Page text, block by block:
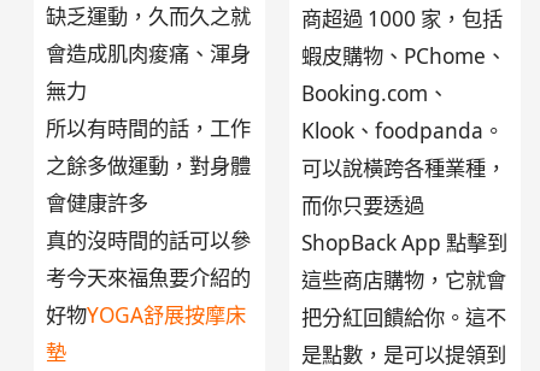
商超過 1000 家，包括
蝦皮購物、PChome、
Booking.com、
Klook、foodpanda。
可以說橫跨各種業種，
而你只要透過
ShopBack App 點擊到
這些商店購物，它就會
把分紅回饋給你。這不
是點數，是可以提領到
缺乏運動，久而久之就
會造成肌肉痠痛、渾身
無力
所以有時間的話，工作
之餘多做運動，對身體
會健康許多
真的沒時間的話可以參
考今天來福魚要介紹的
好物YOGA舒展按摩床
墊